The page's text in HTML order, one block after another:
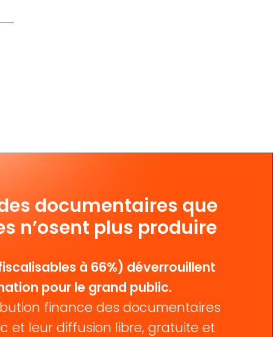
documentaires que
n’osent plus produire
à 66%) déverrouillent
pour le grand public.
finance des documentaires
et leur diffusion libre, gratuite et